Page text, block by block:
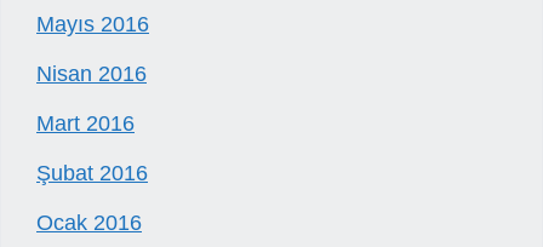
Mayıs 2016
Nisan 2016
Mart 2016
Şubat 2016
Ocak 2016